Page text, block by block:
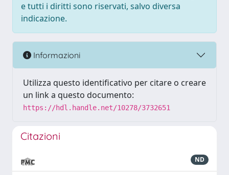
e tutti i diritti sono riservati, salvo diversa
indicazione.
Informazioni
Utilizza questo identificativo per citare o creare
un link a questo documento:
https://hdl.handle.net/10278/3732651
Citazioni
ND